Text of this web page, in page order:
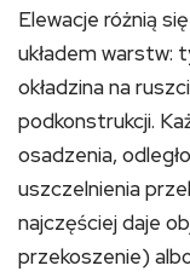
Elewacje różnią
układem warstw:
okładzina na
podkonstrukcji.
osadzenia,
uszczelnienia
najczęściej daje
przekoszenie)